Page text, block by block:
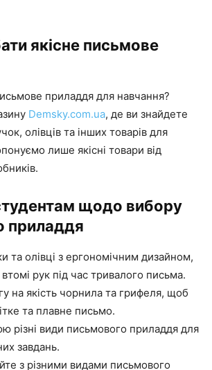
якісне письмове
приладдя для навчання?
Demsky.com.ua, де ви знайдете
олівців та інших товарів для
лише якісні товари від
щодо вибору
приладдя
та олівці з ергономічним дизайном,
рук під час тривалого письма.
на якість чорнила та грифеля, щоб
та плавне письмо.
різні види письмового приладдя для
завдань.
з різними видами письмового